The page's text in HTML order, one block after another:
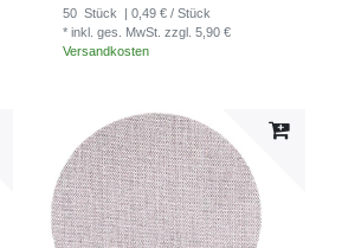
50 Stück
| 0,49 € / Stück
* inkl. ges. MwSt. zzgl. 5,90 €
Versandkosten